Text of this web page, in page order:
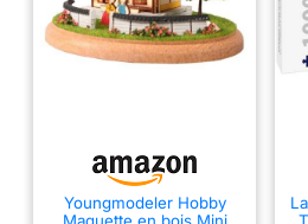
Youngmodeler Hobby
Maquette en bois Mini